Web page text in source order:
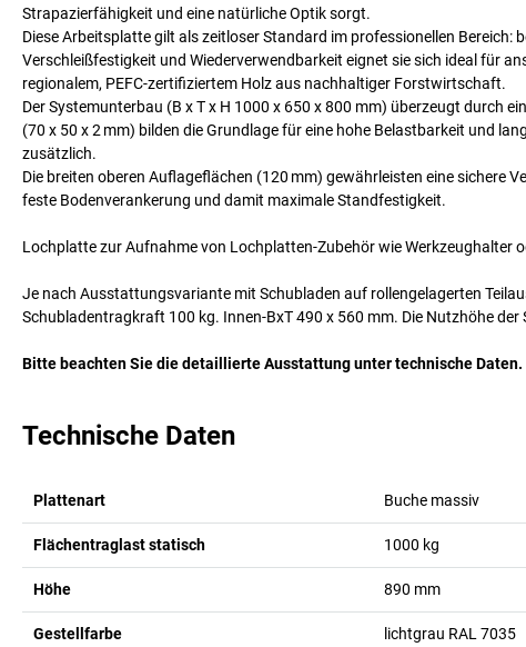
Strapazierfähigkeit und eine natürliche Optik sorgt.
Diese Arbeitsplatte gilt als zeitloser Standard im professionellen
Verschleißfestigkeit und Wiederverwendbarkeit eignet sie sich ideal für
regionalem, PEFC-zertifiziertem Holz aus nachhaltiger Forstwirtschaft.
Der Systemunterbau (B x T x H 1000 x 650 x 800 mm) überzeugt durch
(70 x 50 x 2 mm) bilden die Grundlage für eine hohe Belastbarkeit und
zusätzlich.
Die breiten oberen Auflageflächen (120 mm) gewährleisten eine sichere
feste Bodenverankerung und damit maximale Standfestigkeit.
Lochplatte zur Aufnahme von Lochplatten-Zubehör wie Werkzeughalter
Je nach Ausstattungsvariante mit Schubladen auf rollengelagerten
Schubladentragkraft 100 kg. Innen-BxT 490 x 560 mm. Die Nutzhöhe
Bitte beachten Sie die detaillierte Ausstattung unter technische Daten.
Technische Daten
Plattenart Buche massiv
Flächentraglast statisch 1000 kg
Höhe 890 mm
Gestellfarbe lichtgrau RAL 7035